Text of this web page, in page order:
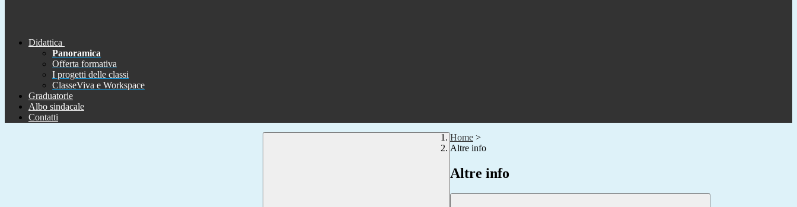
Didattica
Panoramica
Offerta formativa
I progetti delle classi
ClasseViva e Workspace
Graduatorie
Albo sindacale
Contatti
Home >
Altre info
Altre info